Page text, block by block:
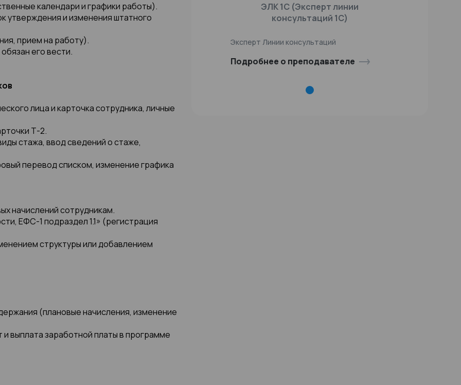
календари и графики работы).
утверждения и изменения штатного
прием на работу).
его вести.
лица и карточка сотрудника, личные
Т-2.
стажа, ввод сведений о стаже,
перевод списком, изменение графика
начислений сотрудникам.
ЕФС-1 подраздел 1.1» (регистрация
структуры или добавлением
(плановые начисления, изменение
выплата заработной платы в программе
ЭЛК 1С (Эксперт линии
консультаций 1С)
Эксперт Линии консультаций
Подробнее о преподавателе